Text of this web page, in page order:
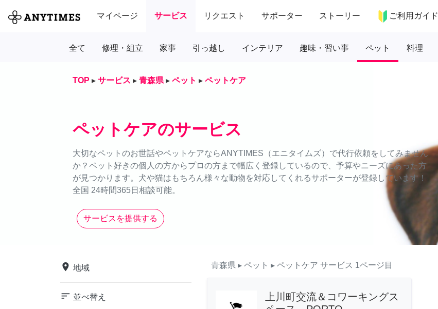
マイページ サービス リクエスト サポーター ストーリー ご利用ガイド
全て 修理・組立 家事 引っ越し インテリア 趣味・習い事 ペット 料理
TOP ▸ サービス ▸ 青森県 ▸ ペット ▸ ペットケア
ペットケアのサービス
大切なペットのお世話やペットケアならANYTIMES（エニタイムズ）で代行依頼をしてみません
か？ペット好きの個人の方からプロの方まで幅広く登録しているので、予算やニーズにあった方
が見つかります。犬や猫はもちろん様々な動物を対応してくれるサポーターが登録しています！
全国 24時間365日相談可能。
サービスを提供する
place 地域
sort 並べ替え
青森県 ▸ ペット ▸ ペットケア サービス 1ページ目
上川町交流＆コワーキングス